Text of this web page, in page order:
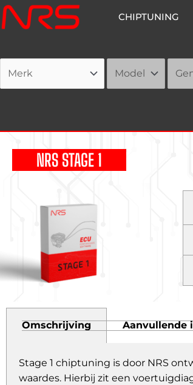
Ga
naar
CHIPTUNING
NRS STAGE 1
Omschrijving Aanvullende
Stage 1 chiptuning is door NRS
waardes. Hierbij zit een